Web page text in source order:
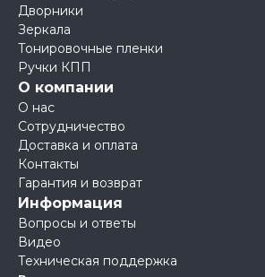
Дворники
Зеркала
Тонировочные пленки
Ручки КПП
О компании
О нас
Сотрудничество
Доставка и оплата
Контакты
Гарантия и возврат
Информация
Вопросы и ответы
Видео
Техническая поддержка